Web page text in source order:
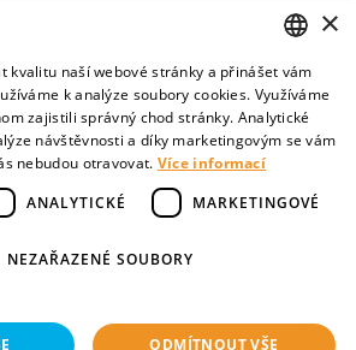
posledních přání a vyslovte svoje
života
postojích veřejnosti a zdravotníků k umírání
CZECH
ENGLISH
×
kvalitu naší webové stránky a přinášet vám
k analýze soubory cookies. Využíváme
zajistili správný chod stránky. Analytické
návštěvnosti a díky marketingovým se vám
nebudou otravovat. Více informací
ANALYTICKÉ MARKETINGOVÉ
NEZAŘAZENÉ SOUBORY
ODMÍTNOUT VŠE